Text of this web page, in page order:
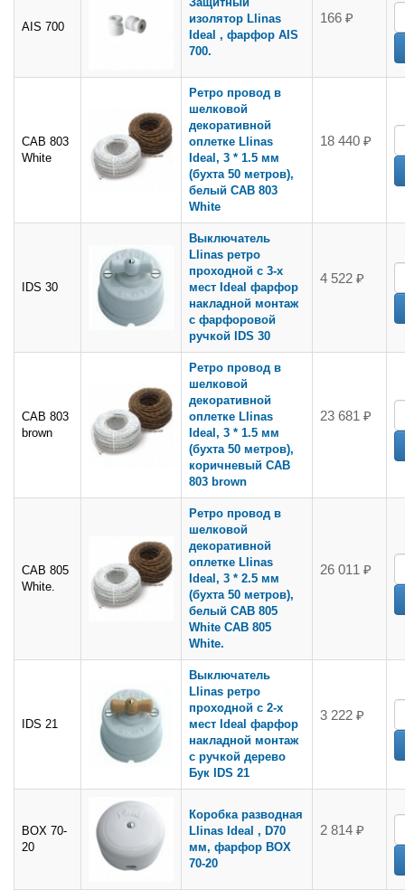
AIS 700
изолятор Llinas
Ideal , фарфор AIS
700.
166 ₽
CAB 803
White
Ретро провод в
шелковой
декоративной
оплетке Llinas
Ideal, 3 * 1.5 мм
(бухта 50 метров),
белый CAB 803
White
18 440 ₽
IDS 30
Выключатель
Llinas ретро
проходной с 3-х
мест Ideal фарфор
накладной монтаж
с фарфоровой
ручкой IDS 30
4 522 ₽
CAB 803
brown
Ретро провод в
шелковой
декоративной
оплетке Llinas
Ideal, 3 * 1.5 мм
(бухта 50 метров),
коричневый CAB
803 brown
23 681 ₽
CAB 805
White.
Ретро провод в
шелковой
декоративной
оплетке Llinas
Ideal, 3 * 2.5 мм
(бухта 50 метров),
белый CAB 805
White CAB 805
White.
26 011 ₽
IDS 21
Выключатель
Llinas ретро
проходной с 2-х
мест Ideal фарфор
накладной монтаж
с ручкой дерево
Бук IDS 21
3 222 ₽
BOX 70-
20
Коробка разводная
Llinas Ideal , D70
мм, фарфор BOX
70-20
2 814 ₽